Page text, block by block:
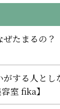
ぜたまるの？
がする人とし
室 fika】